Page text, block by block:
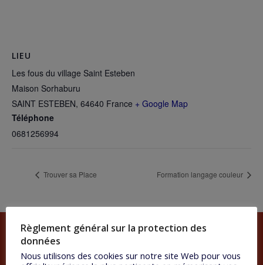
LIEU
Les fous du village Saint Esteben
Maison Sorhaburu
SAINT ESTEBEN, 64640 France + Google Map
Téléphone
0681256994
Trouver sa Place Formation langage couleur
Règlement général sur la protection des
données
Nous utilisons des cookies sur notre site Web pour vous